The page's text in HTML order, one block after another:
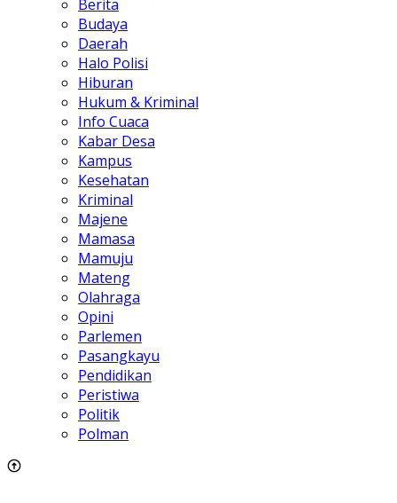
Berita
Budaya
Daerah
Halo Polisi
Hiburan
Hukum & Kriminal
Info Cuaca
Kabar Desa
Kampus
Kesehatan
Kriminal
Majene
Mamasa
Mamuju
Mateng
Olahraga
Opini
Parlemen
Pasangkayu
Pendidikan
Peristiwa
Politik
Polman